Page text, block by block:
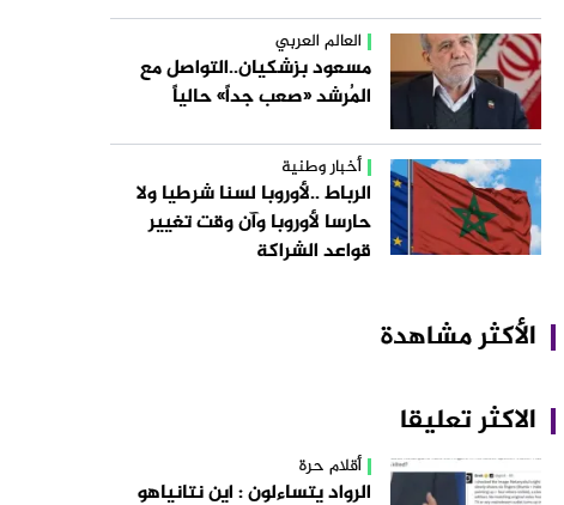
العالم العربي
مسعود بزشكيان..التواصل مع
المُرشد «صعب جداً» حالياً
أخبار وطنية
الرباط ..لأوروبا لسنا شرطيا ولا
حارسا لأوروبا وآن وقت تغيير
قواعد الشراكة
الأكثر مشاهدة
الاكثر تعليقا
أقلام حرة
الرواد يتساءلون : اين نتانياهو